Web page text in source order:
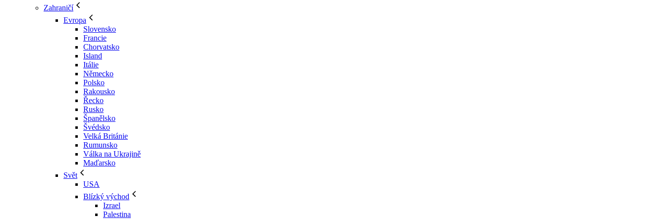
Zahraničí
Evropa
Slovensko
Francie
Chorvatsko
Island
Itálie
Německo
Polsko
Rakousko
Řecko
Rusko
Španělsko
Švédsko
Velká Británie
Rumunsko
Válka na Ukrajině
Maďarsko
Svět
USA
Blízký východ
Izrael
Palestina